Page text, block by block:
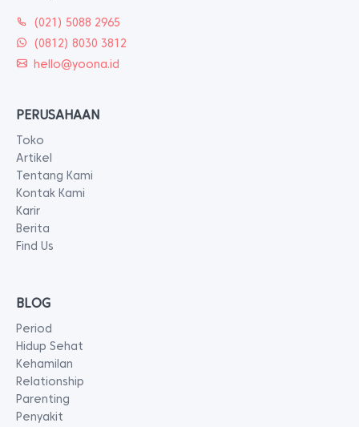
(021) 5088 2965
(0812) 8030 3812
hello@yoona.id
PERUSAHAAN
Toko
Artikel
Tentang Kami
Kontak Kami
Karir
Berita
Find Us
BLOG
Period
Hidup Sehat
Kehamilan
Relationship
Parenting
Penyakit